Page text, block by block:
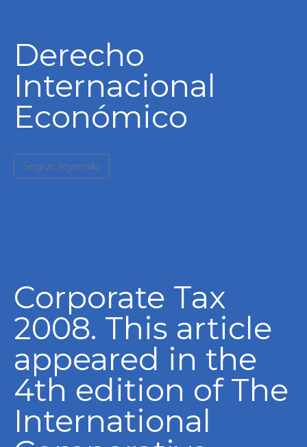
Derecho
Internacional
Económico
Seguir leyendo
Corporate Tax
2008. This article
appeared in the
4th edition of The
International